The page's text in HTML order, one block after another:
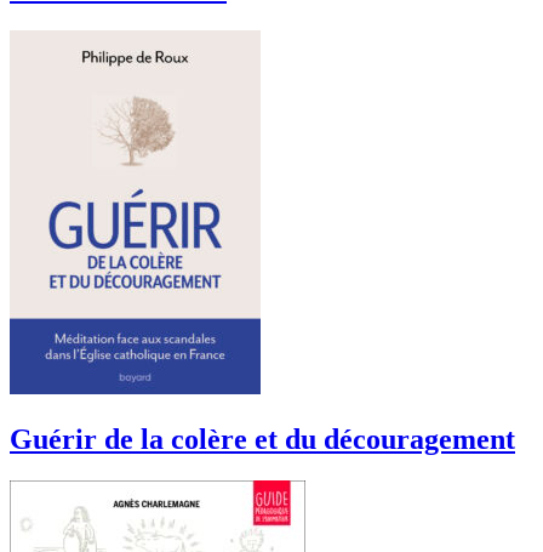
Guérir de la colère et du découragement